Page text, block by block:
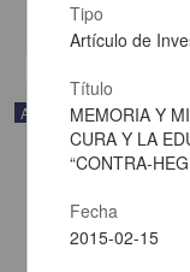
Artículo
Tipo
Artículo de
Título
MEMORIA Y
CURA Y LA
“CONTRA-
Fecha
2015-02-15